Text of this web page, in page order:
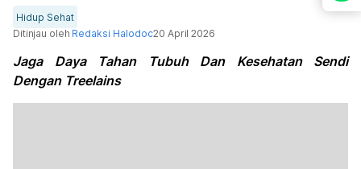
Hidup Sehat
Ditinjau oleh Redaksi Halodoc20 April 2026
Jaga Daya Tahan Tubuh Dan Kesehatan Sendi
Dengan Treelains